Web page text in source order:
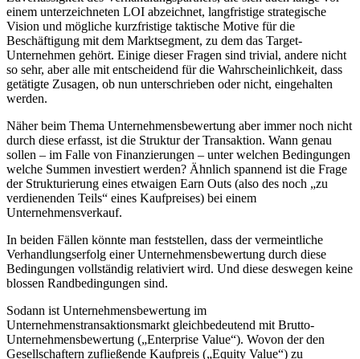
einem unterzeichneten LOI abzeichnet, langfristige strategische
Vision und mögliche kurzfristige taktische Motive für die
Beschäftigung mit dem Marktsegment, zu dem das Target-
Unternehmen gehört. Einige dieser Fragen sind trivial, andere nicht
so sehr, aber alle mit entscheidend für die Wahrscheinlichkeit, dass
getätigte Zusagen, ob nun unterschrieben oder nicht, eingehalten
werden.
Näher beim Thema Unternehmensbewertung aber immer noch nicht
durch diese erfasst, ist die Struktur der Transaktion. Wann genau
sollen – im Falle von Finanzierungen – unter welchen Bedingungen
welche Summen investiert werden? Ähnlich spannend ist die Frage
der Strukturierung eines etwaigen Earn Outs (also des noch „zu
verdienenden Teils“ eines Kaufpreises) bei einem
Unternehmensverkauf.
In beiden Fällen könnte man feststellen, dass der vermeintliche
Verhandlungserfolg einer Unternehmensbewertung durch diese
Bedingungen vollständig relativiert wird. Und diese deswegen keine
blossen Randbedingungen sind.
Sodann ist Unternehmensbewertung im
Unternehmenstransaktionsmarkt gleichbedeutend mit Brutto-
Unternehmensbewertung („Enterprise Value“). Wovon der den
Gesellschaftern zufließende Kaufpreis („Equity Value“) zu